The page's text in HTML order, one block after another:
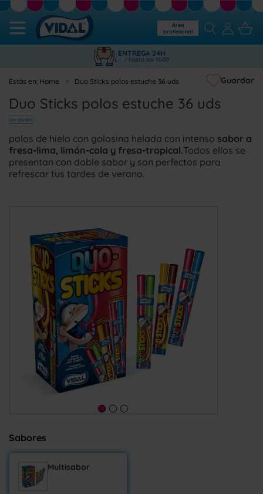
Área
profesional
ENTREGA 24H
L - J hasta las 16:00
Home Duo Sticks polos estuche 36 uds
Duo Sticks polos estuche 36 uds
sin gluten
Guardar
polos de hielo con golosina helada con intenso sabor a
fresa-lima, limón-cola y fresa-tropical.Todos ellos se
presentan con doble sabor y son perfectos para
refrescar tus tardes de verano.
Sabores
Multisabor